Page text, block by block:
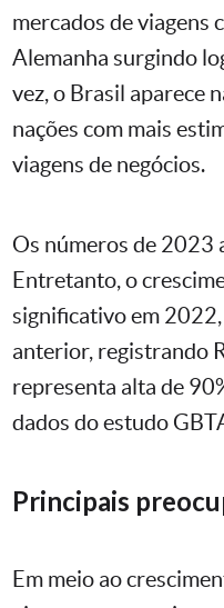
mercados de viagens
Alemanha surgindo
vez, o Brasil aparece
nações com mais
viagens de negócios.
Os números de 2023
Entretanto, o
significativo em
anterior, registrando
representa alta de
dados do estudo
Principais
Em meio ao